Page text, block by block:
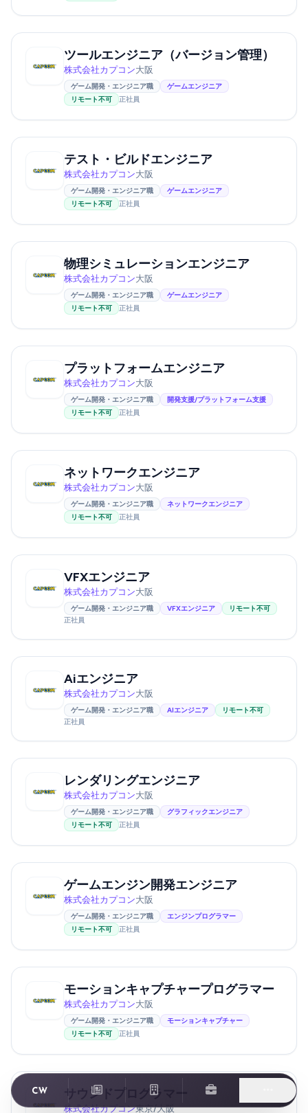
ツールエンジニア（バージョン管理）
株式会社カプコン大阪
ゲーム開発・エンジニア職
ゲームエンジニア
リモート不可
正社員
テスト・ビルドエンジニア
株式会社カプコン大阪
ゲーム開発・エンジニア職
ゲームエンジニア
リモート不可
正社員
物理シミュレーションエンジニア
株式会社カプコン大阪
ゲーム開発・エンジニア職
ゲームエンジニア
リモート不可
正社員
プラットフォームエンジニア
株式会社カプコン大阪
ゲーム開発・エンジニア職
開発支援/プラットフォーム支援
リモート不可
正社員
ネットワークエンジニア
株式会社カプコン大阪
ゲーム開発・エンジニア職
ネットワークエンジニア
リモート不可
正社員
VFXエンジニア
株式会社カプコン大阪
ゲーム開発・エンジニア職 VFXエンジニア
リモート不可
正社員
Aiエンジニア
株式会社カプコン大阪
ゲーム開発・エンジニア職 AIエンジニア
リモート不可
正社員
レンダリングエンジニア
株式会社カプコン大阪
ゲーム開発・エンジニア職
グラフィックエンジニア
リモート不可
正社員
ゲームエンジン開発エンジニア
株式会社カプコン大阪
ゲーム開発・エンジニア職
エンジンプログラマー
リモート不可
正社員
モーションキャプチャープログラマー
株式会社カプコン大阪
ゲーム開発・エンジニア職
モーションキャプチャー
リモート不可
正社員
サウンドプログラマー
株式会社カプコン東京/大阪